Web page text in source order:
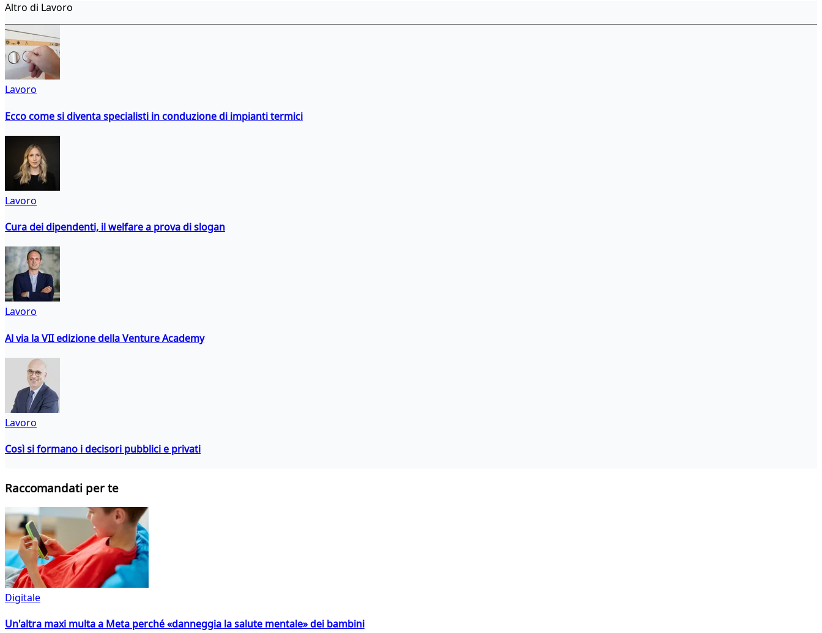
Altro di Lavoro
Lavoro
Ecco come si diventa specialisti in conduzione di impianti termici
Lavoro
Cura dei dipendenti, il welfare a prova di slogan
Lavoro
Al via la VII edizione della Venture Academy
Lavoro
Così si formano i decisori pubblici e privati
Raccomandati per te
Digitale
Un'altra maxi multa a Meta perché «danneggia la salute mentale» dei bambini